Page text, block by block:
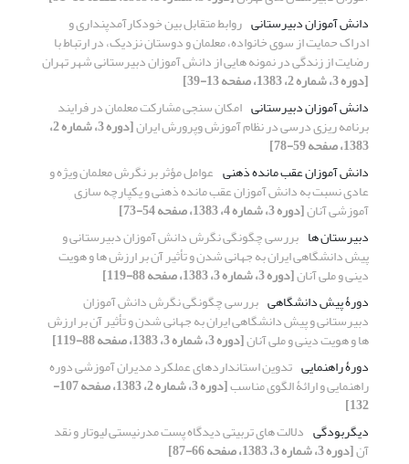
دانش آموزان دبیرستانی روابط متقابل بین خودکارآمدپنداری و
ادراک حمایت از سوی خانواده، معلمان و دوستان نزدیک، در ارتباط با
رضایت از زندگی در نمونه هایی از دانش آموزان دبیرستانی شهر تهران
[دوره 3، شماره 2، 1383، صفحه 13-39]
دانش آموزان دبیرستانی امکان سنجی مشارکت معلمان در فرایند
برنامه ریزی درسی در نظام آموزش وپرورش ایران [دوره 3، شماره 2،
1383، صفحه 59-78]
دانش آموزان عقب مانده ذهنی عوامل مؤثر بر نگرش معلمان ویژه و
عادی نسبت به دانش آموزان عقب مانده ذهنی و یکپارچه سازی
آموزشی آنان[دوره 3، شماره 4، 1383، صفحه 54-73]
دبیرستان ها بررسی چگونگی نگرش دانش آموزان دبیرستانی و
پیش دانشگاهی ایران به جهانی شدن و تأثیر آن بر ارزش ها و هویت
دینی و ملی آنان[دوره 3، شماره 3، 1383، صفحه 88-119]
دورۀ پیش دانشگاهی بررسی چگونگی نگرش دانش آموزان
دبیرستانی و پیش دانشگاهی ایران به جهانی شدن و تأثیر آن بر ارزش
ها و هویت دینی و ملی آنان[دوره 3، شماره 3، 1383، صفحه 88-119]
دورۀ راهنمایی تدوین استانداردهای عملکرد مدیران آموزشی دوره
راهنمایی و ارائۀ الگوی مناسب [دوره 3، شماره 2، 1383، صفحه 107-
132]
دیگربودگی دلالت های تربیتی دیدگاه پست مدرنیستی لیوتار و نقد
آن[دوره 3، شماره 3، 1383، صفحه 66-87]